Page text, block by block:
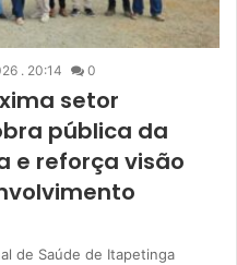
. 20:14 0
setor
pública da
e reforça visão
de Saúde de Itapetinga